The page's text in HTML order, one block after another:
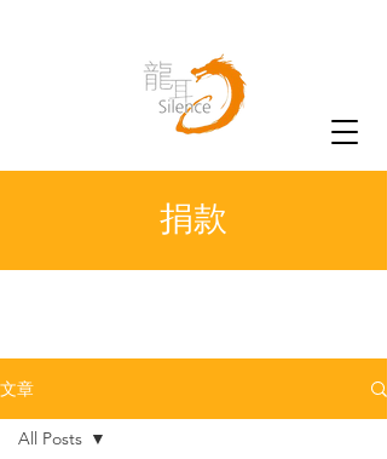
捐款
文章
All Posts